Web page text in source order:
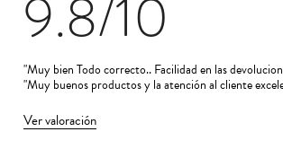
Ya sea para tus días de vacaciones, para
día en la ciudad, esta colección te ofrece
estilo sin renunciar al confort.
9.8/10
"Muy bien Todo correcto.. Facilidad en las
"Muy buenos productos y la atención al cliente
Ver valoración